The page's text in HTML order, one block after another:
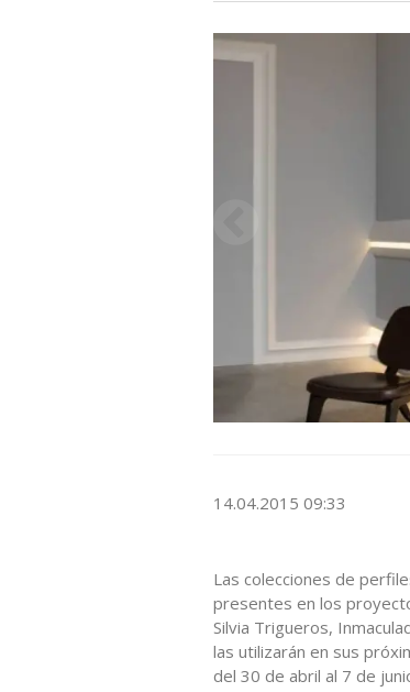
14.04.2015 09:33
Las colecciones de
presentes en los
Silvia Trigueros,
las utilizarán en sus
del 30 de abril al 7 de